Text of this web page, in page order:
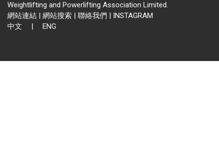
Weightlifting and Powerlifting Association Limited.
網站連結 | 網站搜索 | 聯絡我們 | INSTAGRAM
中文
| ENG